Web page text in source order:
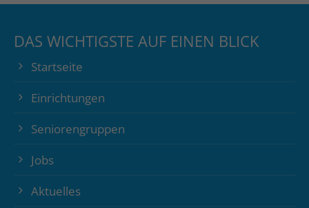
DAS WICHTIGSTE AUF EINEN BLICK
Startseite
Einrichtungen
Seniorengruppen
Jobs
Aktuelles